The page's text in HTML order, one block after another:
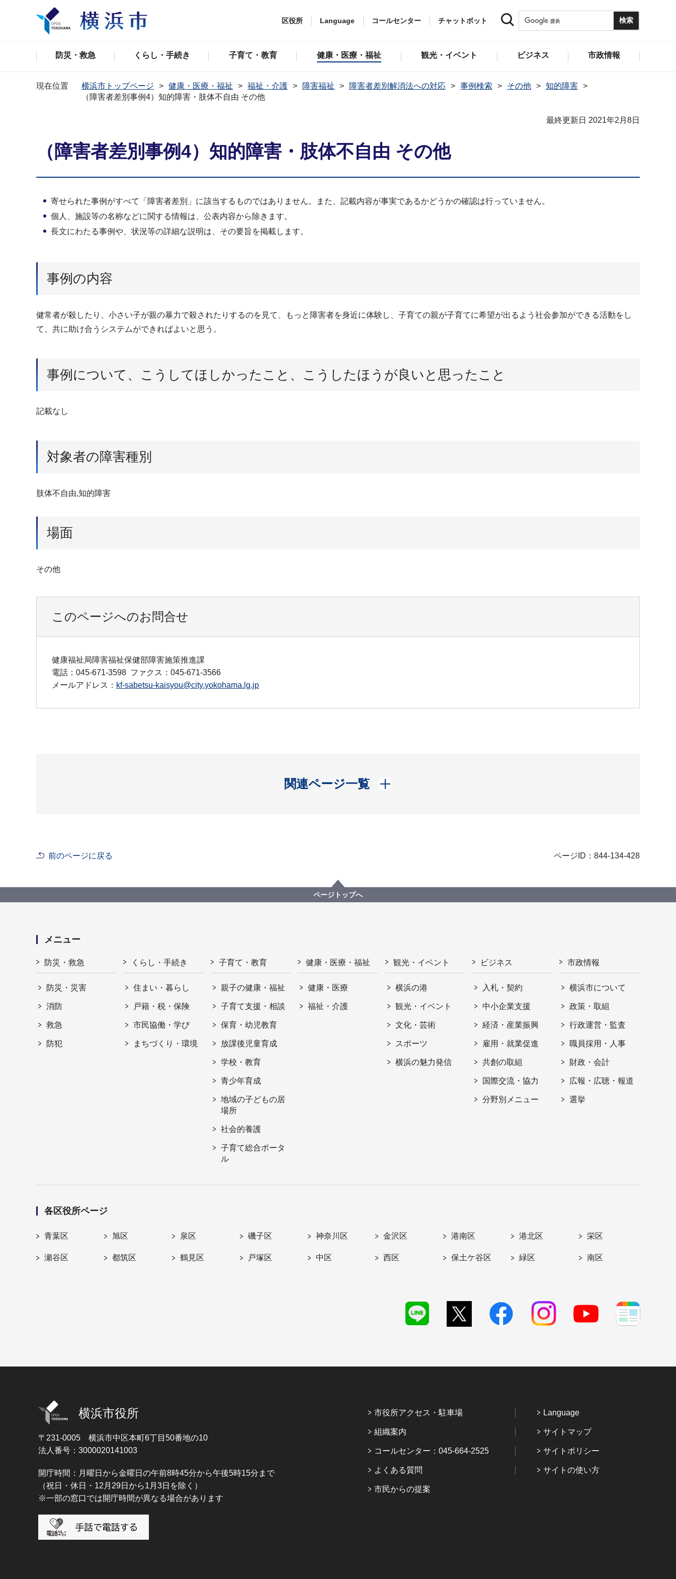
区役所 Language コールセンター チャットボット
防災・救急 くらし・手続き 子育て・教育 健康・医療・福祉 観光・イベント ビジネス 市政情報
現在位置 横浜市トップページ 健康・医療・福祉 福祉・介護 障害福祉 障害者差別解消法への対応 事例検索 その他
知的障害
（障害者差別事例4）知的障害・肢体不自由 その他
最終更新日 2021年2月8日
（障害者差別事例4）知的障害・肢体不自由 その他
寄せられた事例がすべて「障害者差別」に該当するものではありません。また、記載内容が事実であるかどうかの確認は行っていません。
個人、施設等の名称などに関する情報は、公表内容から除きます。
長文にわたる事例や、状況等の詳細な説明は、その要旨を掲載します。
事例の内容
健常者が殺したり、小さい子が親の暴力で殺されたりするのを見て、もっと障害者を身近に体験し、子育ての親が子育てに希望が出るよう社会参加ができる活動をし
て、共に助け合うシステムができればよいと思う。
事例について、こうしてほしかったこと、こうしたほうが良いと思ったこと
記載なし
対象者の障害種別
肢体不自由,知的障害
場面
その他
このページへのお問合せ
健康福祉局障害福祉保健部障害施策推進課
電話：045-671-3598 ファクス：045-671-3566
メールアドレス： kf-sabetsu-kaisyou@city.yokohama.lg.jp
関連ページ一覧
開く
前のページに戻る ページID：844-134-428
ページトップへ
メニュー
防災・救急
防災・災害
消防
救急
防犯
くらし・手続き
住まい・暮らし
戸籍・税・保険
市民協働・学び
まちづくり・環境
子育て・教育
親子の健康・福祉
子育て支援・相談
保育・幼児教育
放課後児童育成
学校・教育
青少年育成
地域の子どもの居
場所
社会的養護
子育て総合ポータ
ル
健康・医療・福祉
健康・医療
福祉・介護
観光・イベント
横浜の港
観光・イベント
文化・芸術
スポーツ
横浜の魅力発信
ビジネス
入札・契約
中小企業支援
経済・産業振興
雇用・就業促進
共創の取組
国際交流・協力
分野別メニュー
市政情報
横浜市について
政策・取組
行政運営・監査
職員採用・人事
財政・会計
広報・広聴・報道
選挙
各区役所ページ
青葉区 旭区 泉区 磯子区 神奈川区 金沢区 港南区 港北区 栄区
瀬谷区 都筑区 鶴見区 戸塚区 中区 西区 保土ケ谷区 緑区 南区
横浜市役所
〒231-0005 横浜市中区本町6丁目50番地の10
法人番号：3000020141003
開庁時間：月曜日から金曜日の午前8時45分から午後5時15分まで
（祝日・休日・12月29日から1月3日を除く）
※一部の窓口では開庁時間が異なる場合があります
市役所アクセス・駐車場
組織案内
コールセンター：045-664-2525
よくある質問
市民からの提案
Language
サイトマップ
サイトポリシー
サイトの使い方